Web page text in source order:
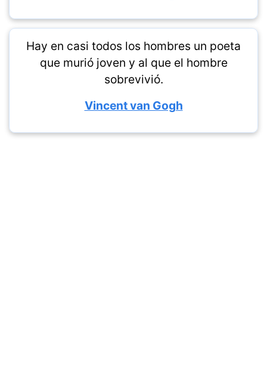
Hay en casi todos los hombres un poeta
que murió joven y al que el hombre
sobrevivió.
Vincent van Gogh